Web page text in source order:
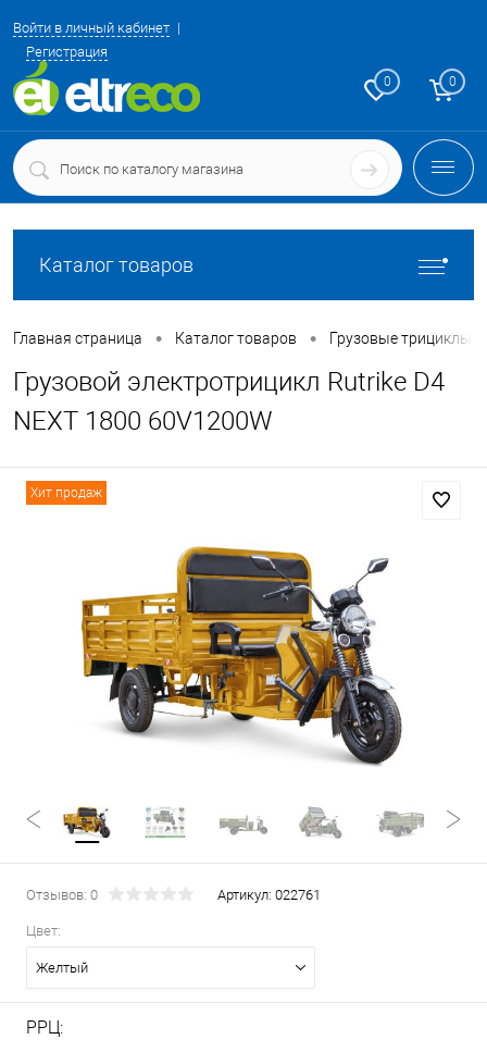
Войти в личный кабинет
Регистрация
0 0
Каталог товаров
Главная страница • Каталог товаров • Грузовые трициклы
Грузовой электротрицикл Rutrike D4
NEXT 1800 60V1200W
Хит продаж
Отзывов: 0 Артикул: 022761
Цвет:
Желтый
РРЦ: